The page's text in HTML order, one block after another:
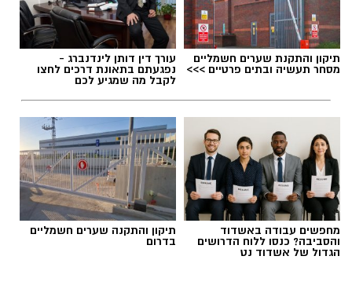
תיקון והתקנת שערים חשמליים
מסחר תעשיה ובתים פרטיים >>>
עורך דין דותן לינדנברג -
נפגעתם בתאונת דרכים לחצו
לקבל מה שמגיע לכם
מחפשים עבודה באשדוד
והסביבה? כנסו ללוח הדרושים
הגדול של אשדוד נט
תיקון והתקנה שערים חשמליים
בדרום